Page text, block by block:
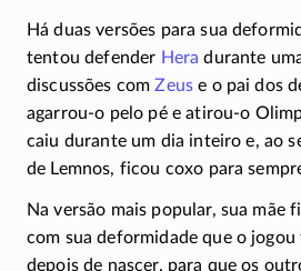
Há duas versões para sua
tentou defender Hera durante
discussões comZeus e o pai dos
agarrou-o pelo pé eatirou-o
caiu durante um dia inteiro e, ao
de Lemnos, ficou coxo para
Na versão mais popular, sua mãe
com sua deformidade que o
depois de nascer, para que os